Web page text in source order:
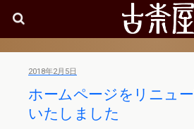
2018年2月5日
ホームページをリニュ
いたしました